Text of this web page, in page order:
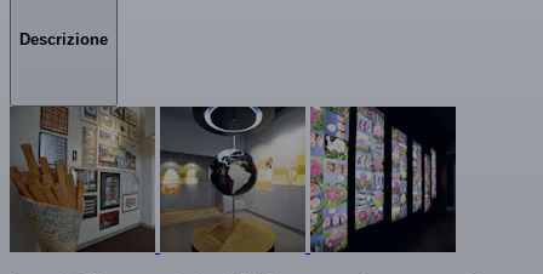
Descrizione